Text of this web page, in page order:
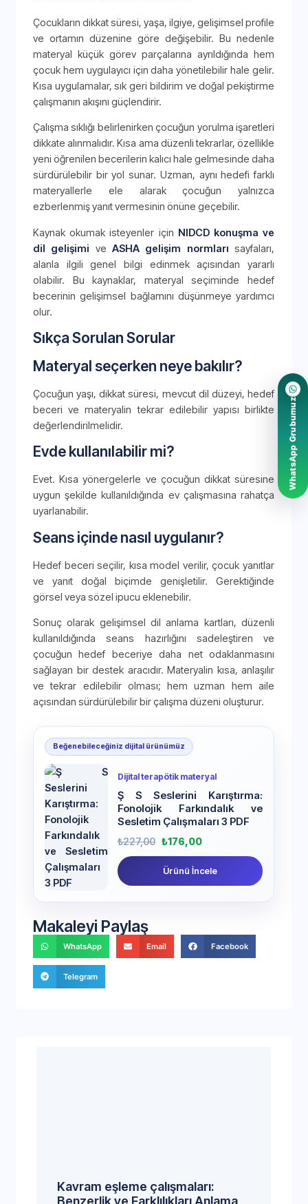
Çocukların dikkat süresi, yaşa, ilgiye, gelişimsel profile
ve ortamın düzenine göre değişebilir. Bu nedenle
materyal küçük görev parçalarına ayrıldığında hem
çocuk hem uygulayıcı için daha yönetilebilir hale gelir.
Kısa uygulamalar, sık geri bildirim ve doğal pekiştirme
çalışmanın akışını güçlendirir.
Çalışma sıklığı belirlenirken çocuğun yorulma işaretleri
dikkate alınmalıdır. Kısa ama düzenli tekrarlar, özellikle
yeni öğrenilen becerilerin kalıcı hale gelmesinde daha
sürdürülebilir bir yol sunar. Uzman, aynı hedefi farklı
materyallerle ele alarak çocuğun yalnızca
ezberlenmiş yanıt vermesinin önüne geçebilir.
Kaynak okumak isteyenler için NIDCD konuşma ve
dil gelişimi veASHA gelişim normları sayfaları,
alanla ilgili genel bilgi edinmek açısından yararlı
olabilir. Bu kaynaklar, materyal seçiminde hedef
becerinin gelişimsel bağlamını düşünmeye yardımcı
olur.
Sıkça Sorulan Sorular
Materyal seçerken neye bakılır?
Çocuğun yaşı, dikkat süresi, mevcut dil düzeyi, hedef
beceri ve materyalin tekrar edilebilir yapısı birlikte
değerlendirilmelidir.
Evde kullanılabilir mi?
Evet. Kısa yönergelerle ve çocuğun dikkat süresine
uygun şekilde kullanıldığında ev çalışmasına rahatça
uyarlanabilir.
Seans içinde nasıl uygulanır?
Hedef beceri seçilir, kısa model verilir, çocuk yanıtlar
ve yanıt doğal biçimde genişletilir. Gerektiğinde
görsel veya sözel ipucu eklenebilir.
Sonuç olarak gelişimsel dil anlama kartları, düzenli
kullanıldığında seans hazırlığını sadeleştiren ve
çocuğun hedef beceriye daha net odaklanmasını
sağlayan bir destek aracıdır. Materyalin kısa, anlaşılır
ve tekrar edilebilir olması; hem uzman hem aile
açısından sürdürülebilir bir çalışma düzeni oluşturur.
Beğenebileceğiniz dijital ürünümüz
Dijital terapötik materyal
Ş S Seslerini Karıştırma:
Fonolojik Farkındalık ve
Sesletim Çalışmaları 3 PDF
₺227,00 ₺176,00
Ürünü İncele
Makaleyi Paylaş
WhatsApp Email Facebook
Telegram
Kavram eşleme çalışmaları:
Benzerlik ve Farklılıkları Anlama
WhatsApp Grubumuz